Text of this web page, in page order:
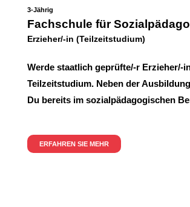
3-Jährig
Fachschule für
Erzieher/-in (Teilzeitstudium)
Werde staatlich geprüfte/-r Erzieher/-
Teilzeitstudium. Neben der
Du bereits im sozialpädagogischen
ERFAHREN SIE MEHR